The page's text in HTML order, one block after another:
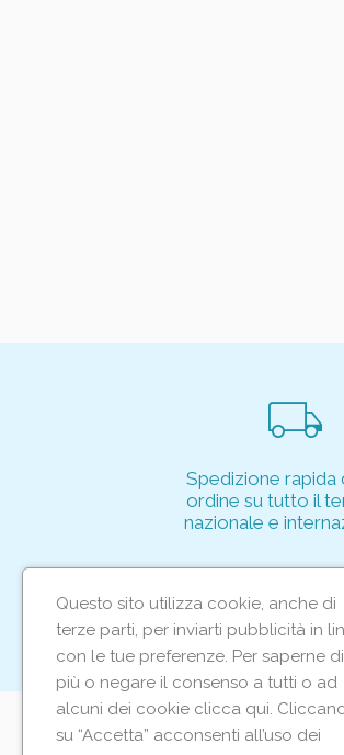
local_shipping
Spedizione rapida
ordine su tutto il
nazionale e
Iscriviti alla nostra
Per non perderti tutte le
IL TUO ACCOUNT
Questo sito utilizza cookie, anche di
terze parti, per inviarti pubblicità in
con le tue preferenze. Per saperne di
più o negare il consenso a tutti o ad
alcuni dei cookie clicca qui.
su “Accetta” acconsenti all’uso dei